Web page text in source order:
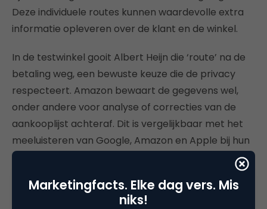
Deze individuele routes kunnen waardevolle extra
informatie opleveren over de klant en de winkel.
In de testwinkel gooit Albert Heijn die ‘route’ na de
betaling weg, een bewuste keuze die de privacy
respecteert. Amazon bewaart de gegevens wel,
onder andere voor analyse of correcties van de
aankooplijst achteraf. Dit is vergelijkbaar met het
meeluisteren van Google, Amazon en Apple bij hun
spraakassistenten, wat leidde tot veel kritiek.
Marketingfacts. Elke dag vers. Mis
niks!